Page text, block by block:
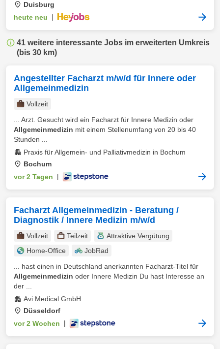
Duisburg
heute neu
41 weitere interessante Jobs im erweiterten Umkreis
(bis 30 km)
Angestellter Facharzt m/w/d für Innere oder
Allgemeinmedizin
Vollzeit
... Arzt. Gesucht wird ein Facharzt für Innere Medizin oder
Allgemeinmedizin mit einem Stellenumfang von 20 bis 40
Stunden ...
Praxis für Allgemein- und Palliativmedizin in Bochum
Bochum
vor 2 Tagen
Facharzt Allgemeinmedizin - Beratung /
Diagnostik / Innere Medizin m/w/d
Vollzeit Teilzeit
Attraktive Vergütung
Home-Office
JobRad
... hast einen in Deutschland anerkannten Facharzt-Titel für
Allgemeinmedizin oder Innere Medizin Du hast Interesse an
der ...
Avi Medical GmbH
Düsseldorf
vor 2 Wochen